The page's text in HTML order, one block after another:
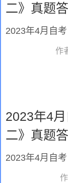
二》真题
2023年4月自
作
2023年4
二》真题
2023年4月自